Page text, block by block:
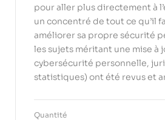
pour aller plus directement à
un concentré de tout ce qu’il
améliorer sa propre sécurité
les sujets méritant une mise à
cybersécurité personnelle,
statistiques) ont été revus et
Quantité